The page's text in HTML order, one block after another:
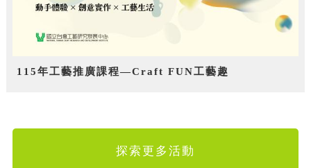
115年工藝推廣課程—Craft FUN工藝趣
探索更多活動